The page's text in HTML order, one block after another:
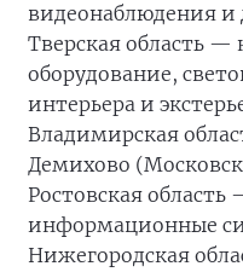
видеонаблюдения и
Тверская область —
оборудование,
интерьера и
Владимирская
Демихово
Ростовская
информационные
Нижегородская